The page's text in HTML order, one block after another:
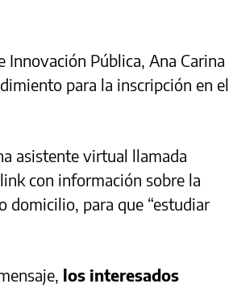
Innovación Pública, Ana Carina
para la inscripción en el
asistente virtual llamada
con información sobre la
domicilio, para que “estudiar
los interesados